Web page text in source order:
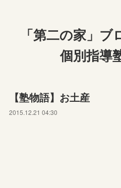
「第二の家」
個別指導
【塾物語】お土産
2015.12.21 04:30